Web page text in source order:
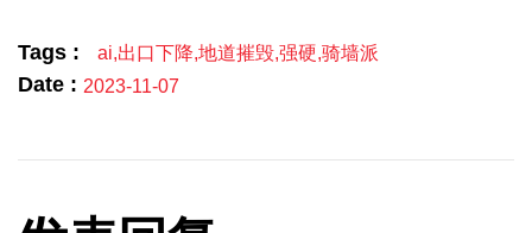
Tags : ai,出口下降,地道摧毁,强硬,骑墙派
Date : 2023-11-07